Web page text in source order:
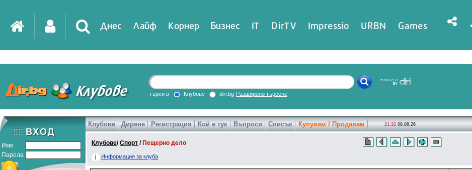
Днес Лайф Корнер Бизнес IT DirTV Impressio URBN Games
търси в Клубове diri.bg Разширено търсене
Име
Парола
Клубове Дирене Регистрация Кой е тук Въпроси Списък Купувам / Продавам 21:32 08.08.26
Клубове/Спорт / Пещерно дело
Информация за клуба